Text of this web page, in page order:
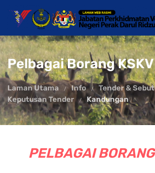
Pelbagai Borang KSKV
Laman Utama Info
Tender &
Keputusan Tender
Kandungan
PELBAGAI